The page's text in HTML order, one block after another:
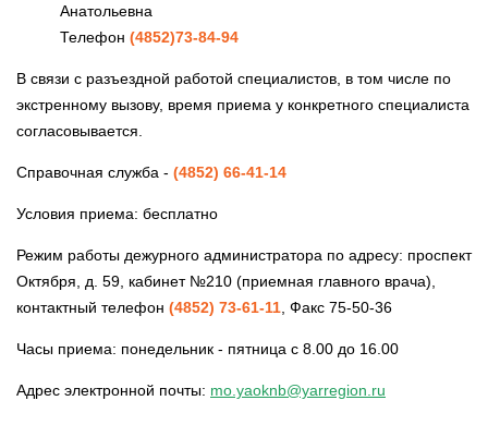
Анатольевна
Телефон (4852)73-84-94
В связи с разъездной работой специалистов, в том числе по
экстренному вызову, время приема у конкретного специалиста
согласовывается.
Справочная служба - (4852) 66-41-14
Условия приема: бесплатно
Режим работы дежурного администратора по адресу: проспект
Октября, д. 59, кабинет №210 (приемная главного врача),
контактный телефон (4852) 73-61-11 , Факс 75-50-36
Часы приема: понедельник - пятница с 8.00 до 16.00
Адрес электронной почты: mo.yaoknb@yarregion.ru